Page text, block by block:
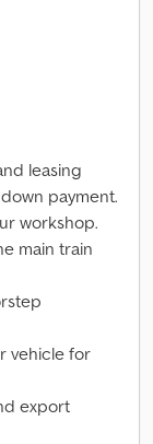
leasing
payment.
workshop.
main train
vehicle for
export